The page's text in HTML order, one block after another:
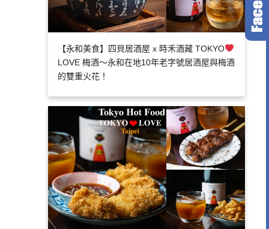
【永和美食】四貝居酒屋 x 時禾酒藏 TOKYO
LOVE 梅酒～永和在地10年老字號居酒屋與梅酒
的雙重火花！